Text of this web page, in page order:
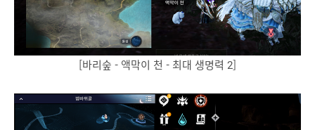
[바리숲 - 액막이 천 - 최대 생명력 2]